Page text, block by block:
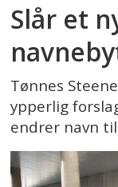
Slår et
Tønnes
ypperlig
endrer navn